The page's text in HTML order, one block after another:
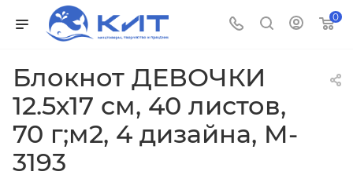
0
Блокнот ДЕВОЧКИ
12.5х17 см, 40 листов,
70 г;м2, 4 дизайна, M-
3193